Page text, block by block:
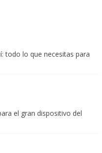
todo lo que necesitas para
el gran dispositivo del